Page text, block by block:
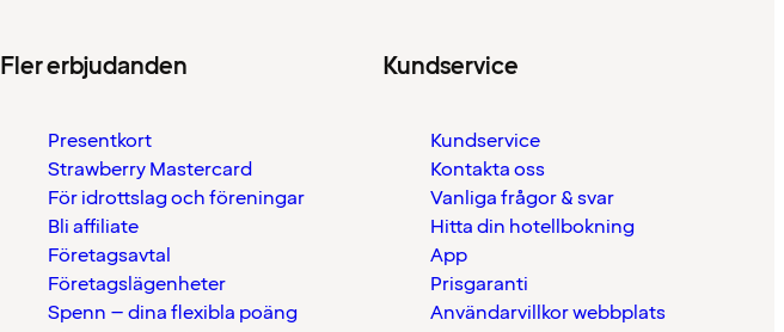
Fler erbjudanden
Presentkort
Strawberry Mastercard
För idrottslag och föreningar
Bli affiliate
Företagsavtal
Företagslägenheter
Spenn – dina flexibla poäng
Kundservice
Kundservice
Kontakta oss
Vanliga frågor & svar
Hitta din hotellbokning
App
Prisgaranti
Användarvillkor webbplats